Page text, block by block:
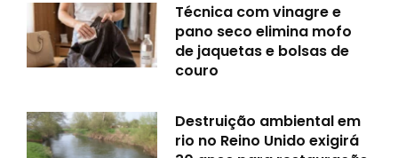
Técnica com vinagre e
pano seco elimina mofo
de jaquetas e bolsas de
couro
Destruição ambiental em
rio no Reino Unido exigirá